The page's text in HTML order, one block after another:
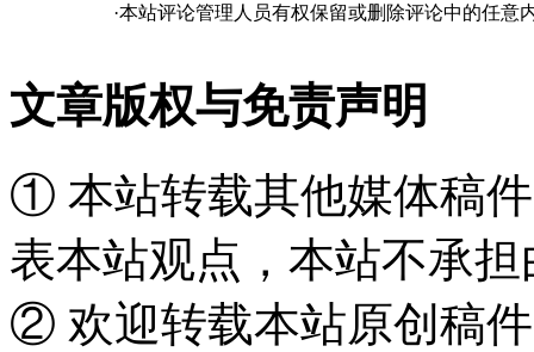
·本站评论管理人员有权保留或删除评论中的任意
文章版权与免责声明
① 本站转载其他媒体稿
表本站观点，本站不承
② 欢迎转载本站原创稿